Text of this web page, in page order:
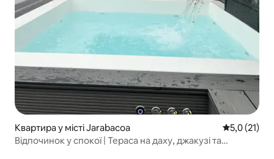
Квартира у місті Jarabacoa Середня
5,0 (21)
Відпочинок у спокої | Тераса на даху, джакузі та